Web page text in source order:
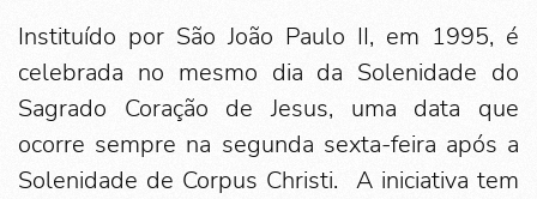
Instituído por São João Paulo II, em 1995, é
celebrada no mesmo dia da Solenidade do
Sagrado Coração de Jesus, uma data que
ocorre sempre na segunda sexta-feira após a
Solenidade de Corpus Christi. A iniciativa tem